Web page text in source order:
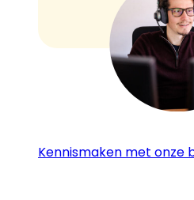
Kennismaken met onze